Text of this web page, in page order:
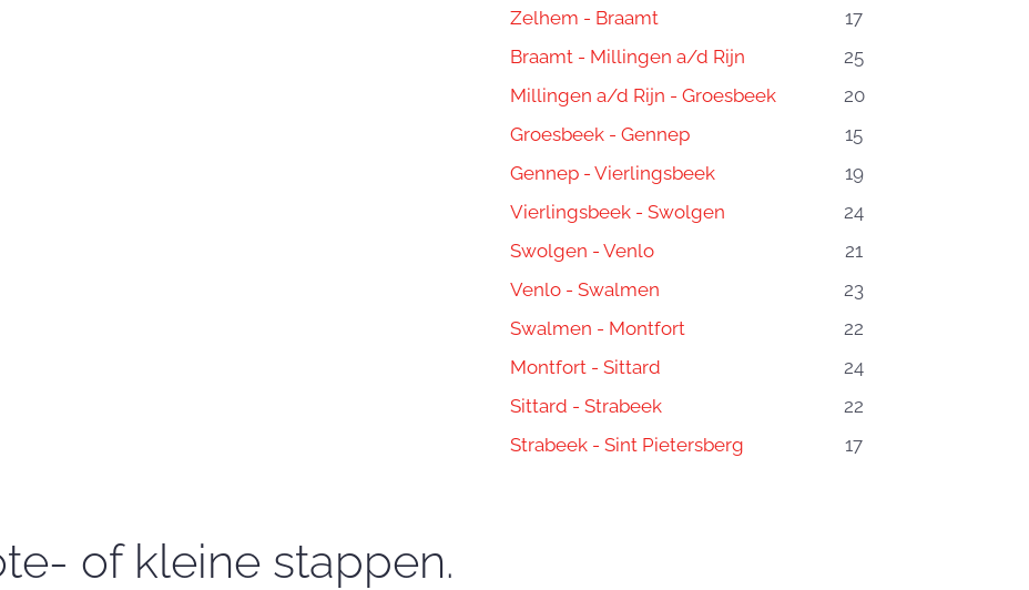
Zelhem - Braamt
17
Braamt - Millingen a/d Rijn
25
Millingen a/d Rijn - Groesbeek
20
Groesbeek - Gennep
15
Gennep - Vierlingsbeek
19
Vierlingsbeek - Swolgen
24
Swolgen - Venlo
21
Venlo - Swalmen
23
Swalmen - Montfort
22
Montfort - Sittard
24
Sittard - Strabeek
22
Strabeek - Sint Pietersberg
17
of kleine stappen.